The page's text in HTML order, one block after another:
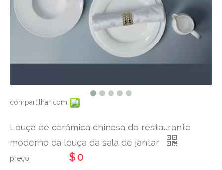
compartilhar com:
Louça de cerâmica chinesa do restaurante
moderno da louça da sala de jantar
preço: $0